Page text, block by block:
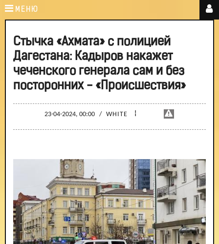
МЕНЮ
Стычка «Ахмата» с полицией
Дагестана: Кадыров накажет
чеченского генерала сам и без
посторонних - «Происшествия»
23-04-2024, 00:00 / WHITE ¦